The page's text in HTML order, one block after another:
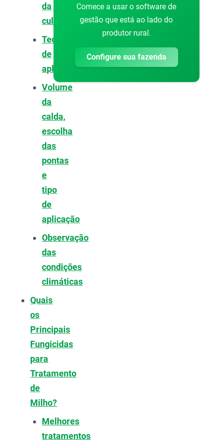
da
cultura
Tecnologia
de
aplicação
Volume
da
calda,
escolha
das
pontas
e
tipo
de
aplicação
Observação
das
condições
climáticas
Quais
os
Principais
Fungicidas
para
Tratamento
de
Milho?
Melhores
tratamentos
Comece a usar o software de
gestão que está ao lado do
produtor rural.
Configure sua fazenda